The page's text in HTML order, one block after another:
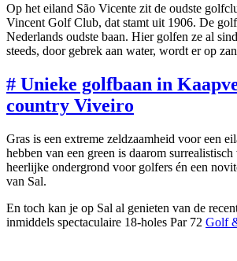
Op het eiland São Vicente zit de oudste
Vincent Golf Club, dat stamt uit 1906. De
Nederlands oudste baan. Hier golfen ze al
steeds, door gebrek aan water, wordt er op
# Unieke golfbaan in
country Viveiro
Gras is een extreme zeldzaamheid voor een
hebben van een green is daarom
heerlijke ondergrond voor golfers én een
van Sal.
En toch kan je op Sal al genieten van de
inmiddels spectaculaire 18-holes Par 72 Golf